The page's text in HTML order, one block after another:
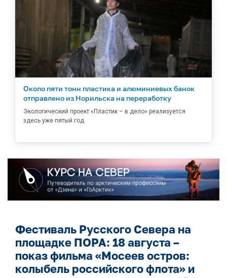
Около пяти тонн пластика и алюминиевых банок
отправлено из Норильска на переработку
Экологический проект «Пластик – в дело» реализуется
здесь уже пятый год
Фестиваль Русского Севера на
площадке ПОРА: 18 августа –
показ фильма «Мосеев остров:
колыбель российского флота» и